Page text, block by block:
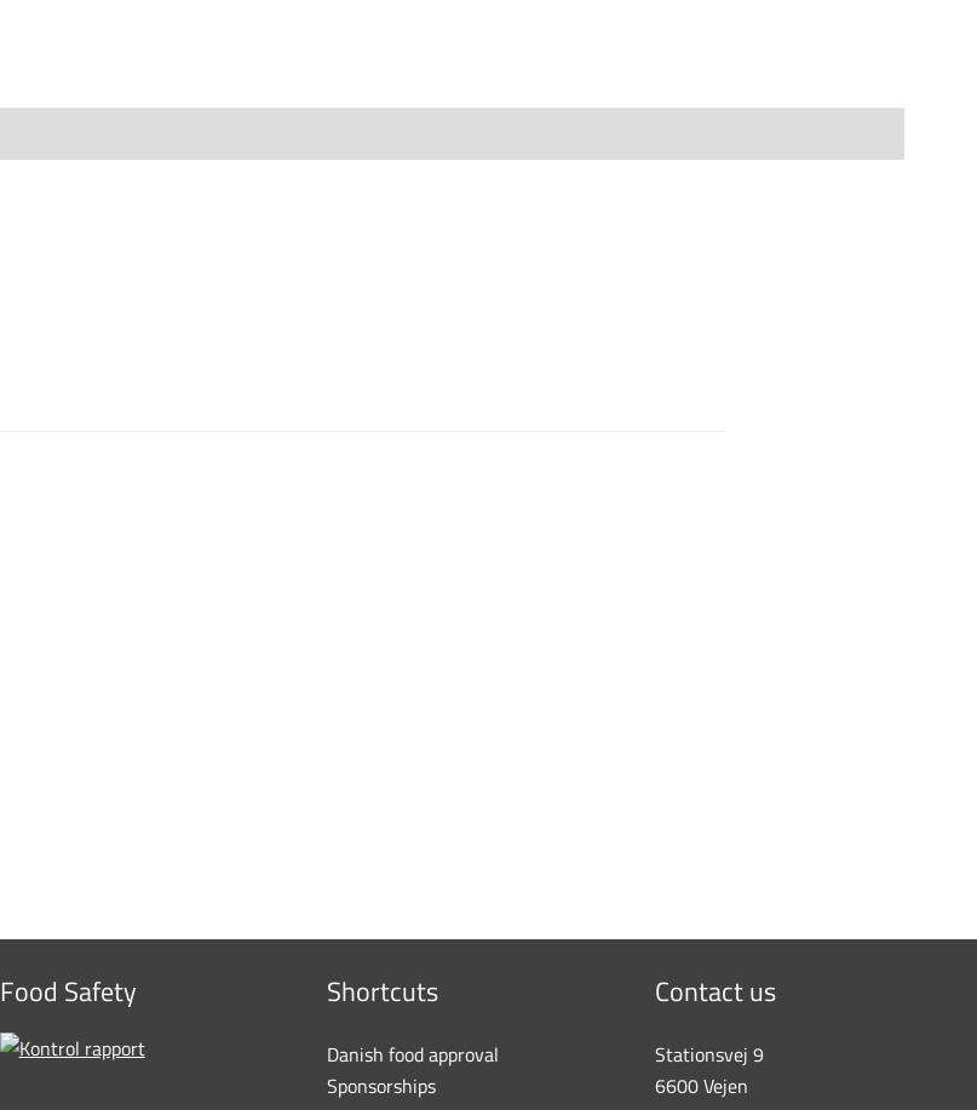
Food Safety Shortcuts
Danish food approval
Sponsorships
Contact us
Stationsvej 9
6600 Vejen